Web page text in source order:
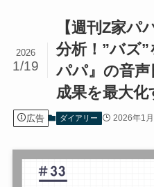
【週刊Z家パ
分析！”バズ
パパ』の音声
成果を最大化
2026
1/19
広告 ダイアリー 2026年1